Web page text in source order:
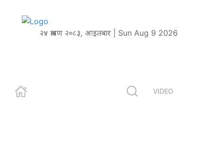
२४ श्रावण २०८३, आइतबार | Sun Aug 9 2026
VIDEO